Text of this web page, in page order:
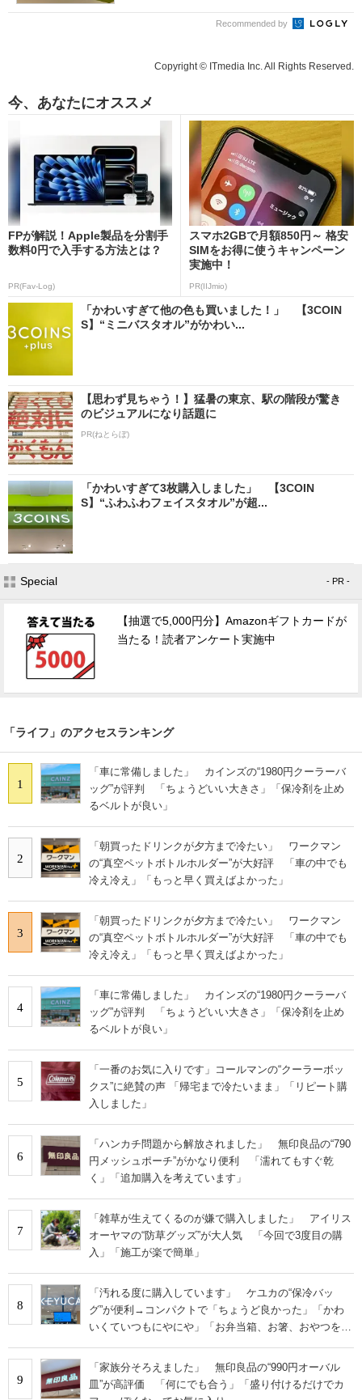
Recommended by
Copyright © ITmedia Inc. All Rights Reserved.
今、あなたにオススメ
FPが解説！Apple製品を分割手
数料0円で入手する方法とは？
PR(Fav-Log)
スマホ2GBで月額850円～ 格安
SIMをお得に使うキャンペーン
実施中！
PR(IIJmio)
「かわいすぎて他の色も買いました！」 【3COIN
S】“ミニバスタオル”がかわい...
【思わず見ちゃう！】猛暑の東京、駅の階段が驚き
のビジュアルになり話題に
PR(ねとらぼ)
「かわいすぎて3枚購入しました」 【3COIN
S】“ふわふわフェイスタオル”が超...
Special - PR -
【抽選で5,000円分】Amazonギフトカードが
当たる！読者アンケート実施中
「ライフ」のアクセスランキング
1
「車に常備しました」 カインズの“1980円クーラーバ
ッグ”が評判 「ちょうどいい大きさ」「保冷剤を止め
るベルトが良い」
2
「朝買ったドリンクが夕方まで冷たい」 ワークマン
の“真空ペットボトルホルダー”が大好評 「車の中でも
冷え冷え」「もっと早く買えばよかった」
3
「朝買ったドリンクが夕方まで冷たい」 ワークマン
の“真空ペットボトルホルダー”が大好評 「車の中でも
冷え冷え」「もっと早く買えばよかった」
4
「車に常備しました」 カインズの“1980円クーラーバ
ッグ”が評判 「ちょうどいい大きさ」「保冷剤を止め
るベルトが良い」
5
「一番のお気に入りです」コールマンの“クーラーボッ
クス”に絶賛の声 「帰宅まで冷たいまま」「リピート購
入しました」
6
「ハンカチ問題から解放されました」 無印良品の“790
円メッシュポーチ”がかなり便利 「濡れてもすぐ乾
く」「追加購入を考えています」
7
「雑草が生えてくるのが嫌で購入しました」 アイリス
オーヤマの“防草グッズ”が大人気 「今回で3度目の購
入」「施工が楽で簡単」
8
「汚れる度に購入しています」 ケユカの“保冷バッ
グ”が便利→コンパクトで「ちょうど良かった」「かわ
いくていつもにやにや」「お弁当箱、お箸、おやつを入
9
「家族分そろえました」 無印良品の“990円オーバル
皿”が高評価 「何にでも合う」「盛り付けるだけでカ